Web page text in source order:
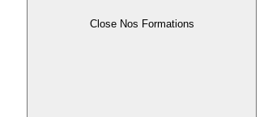
Close Nos Formations